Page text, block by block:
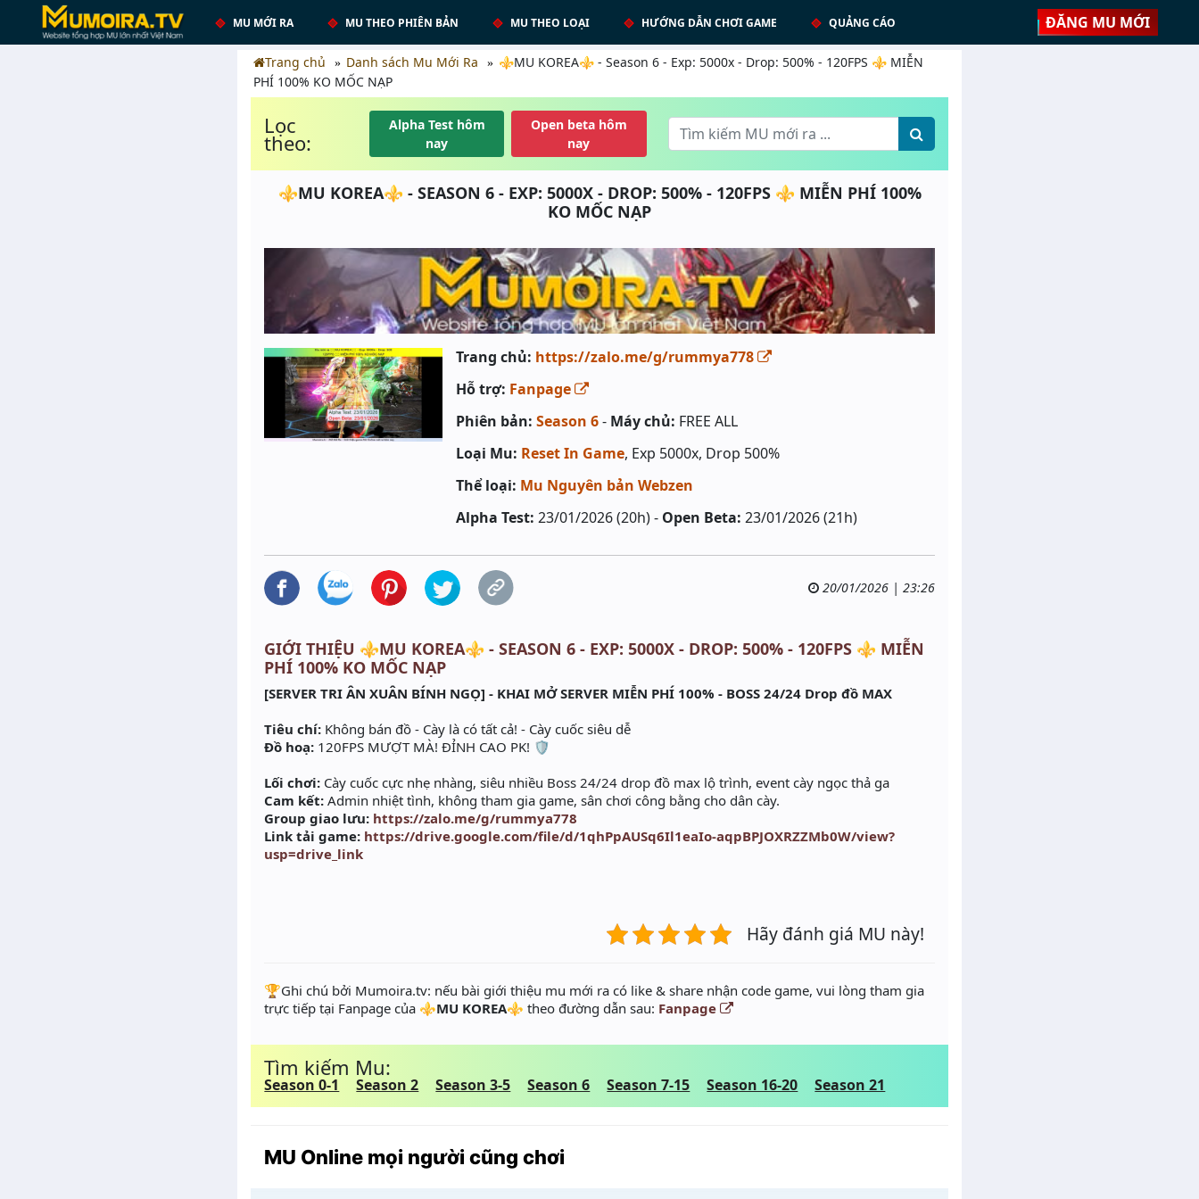
MU MỚI RA MU THEO PHIÊN BẢN MU THEO LOẠI HƯỚNG DẪN CHƠI GAME QUẢNG CÁO ĐĂNG MU MỚI
Trang chủ Danh sách Mu Mới Ra
⚜️MU KOREA⚜️ - Season 6 - Exp: 5000x - Drop: 500% - 120FPS ⚜️ MIỄN
PHÍ 100% KO MỐC NẠP
Lọc
theo:
Alpha Test hôm
nay
Open beta hôm
nay
⚜️MU KOREA⚜️ - SEASON 6 - EXP: 5000X - DROP: 500% - 120FPS ⚜️ MIỄN PHÍ 100%
KO MỐC NẠP
Trang chủ: https://zalo.me/g/rummya778
Hỗ trợ: Fanpage
Phiên bản: Season 6- Máy chủ: FREE ALL
Loại Mu: Reset In Game, Exp 5000x, Drop 500%
Thể loại: Mu Nguyên bản Webzen
Alpha Test: 23/01/2026 (20h) - Open Beta: 23/01/2026 (21h)
20/01/2026 | 23:26
GIỚI THIỆU ⚜️MU KOREA⚜️ - SEASON 6 - EXP: 5000X - DROP: 500% - 120FPS ⚜️ MIỄN
PHÍ 100% KO MỐC NẠP
[SERVER TRI ÂN XUÂN BÍNH NGỌ] - KHAI MỞ SERVER MIỄN PHÍ 100% - BOSS 24/24 Drop đồ MAX
Tiêu chí: Không bán đồ - Cày là có tất cả! - Cày cuốc siêu dễ
Đồ hoạ: 120FPS MƯỢT MÀ! ĐỈNH CAO PK! 🛡️
Lối chơi: Cày cuốc cực nhẹ nhàng, siêu nhiều Boss 24/24 drop đồ max lộ trình, event cày ngọc thả ga
Cam kết: Admin nhiệt tình, không tham gia game, sân chơi công bằng cho dân cày.
Group giao lưu: https://zalo.me/g/rummya778
Link tải game: https://drive.google.com/file/d/1qhPpAUSq6Il1eaIo-aqpBPJOXRZZMb0W/view?
usp=drive_link
Hãy đánh giá MU này!
️🏆Ghi chú bởi Mumoira.tv: nếu bài giới thiệu mu mới ra có like & share nhận code game, vui lòng tham gia
trực tiếp tại Fanpage của ⚜️MU KOREA⚜️ theo đường dẫn sau: Fanpage
Tìm kiếm Mu:
Season 0-1 Season 2 Season 3-5 Season 6 Season 7-15 Season 16-20 Season 21
MU Online mọi người cũng chơi